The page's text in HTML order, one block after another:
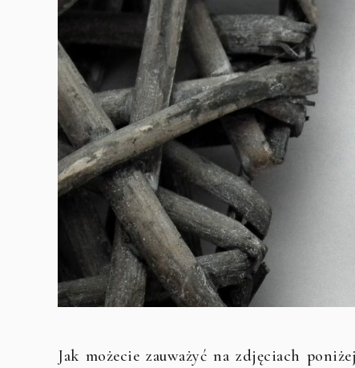
Jak możecie zauważyć na zdjęciach